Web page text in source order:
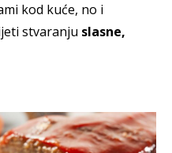
kod kuće, no i
stvaranju slasne,